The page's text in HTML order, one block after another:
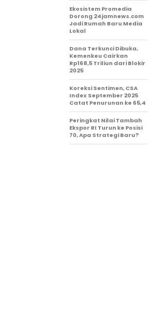
Ekosistem Promedia
Dorong 24jamnews.com
Jadi Rumah Baru Media
Lokal
Dana Terkunci Dibuka,
Kemenkeu Cairkan
Rp168,5 Triliun dari Blokir
2025
Koreksi Sentimen, CSA
Index September 2025
Catat Penurunan ke 65,4
Peringkat Nilai Tambah
Ekspor RI Turun ke Posisi
70, Apa Strategi Baru?